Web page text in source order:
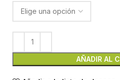
AÑADIR AL